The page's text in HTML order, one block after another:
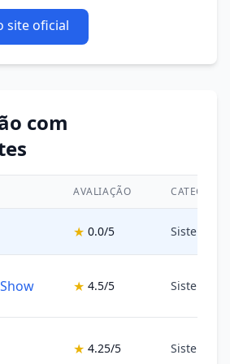
site oficial
com
AVALIAÇÃO CATEGORIA
★ 0.0/5 Sistemas
★ 4.5/5 Sistemas
★ 4.25/5 Sistemas